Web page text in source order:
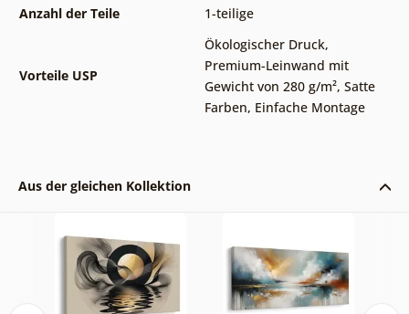
Anzahl der Teile
1-teilige
Vorteile USP
Ökologischer Druck,
Premium-Leinwand mit
Gewicht von 280 g/m², Satte
Farben, Einfache Montage
Aus der gleichen Kollektion